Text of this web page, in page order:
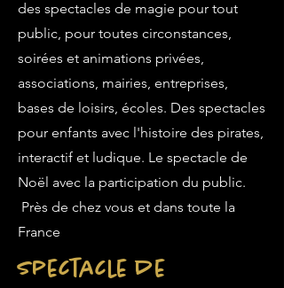
des spectacles de magie pour tout
public, pour toutes circonstances,
soirées et animations privées,
associations, mairies, entreprises,
bases de loisirs, écoles. Des spectacles
pour enfants avec l'histoire des pirates,
interactif et ludique. Le spectacle de
Noël avec la participation du public.
Près de chez vous et dans toute la
France
Spectacle de